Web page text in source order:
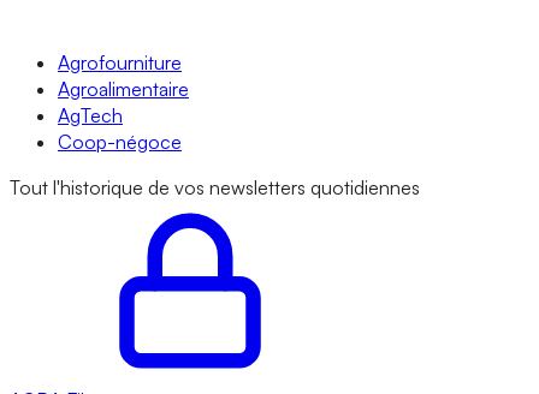
Agrofourniture
Agroalimentaire
AgTech
Coop-négoce
Tout l'historique de vos newsletters quotidiennes